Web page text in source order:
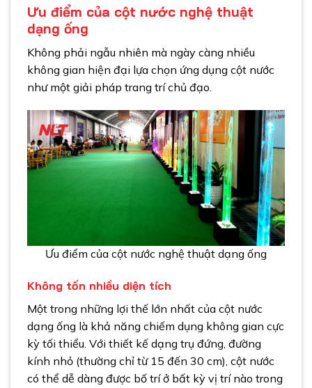
Ưu điểm của cột nước nghệ thuật
dạng ống
Không phải ngẫu nhiên mà ngày càng nhiều
không gian hiện đại lựa chọn ứng dụng cột nước
như một giải pháp trang trí chủ đạo.
Ưu điểm của cột nước nghệ thuật dạng ống
Không tốn nhiều diện tích
Một trong những lợi thế lớn nhất của cột nước
dạng ống là khả năng chiếm dụng không gian cực
kỳ tối thiểu. Với thiết kế dạng trụ đứng, đường
kính nhỏ (thường chỉ từ 15 đến 30 cm), cột nước
có thể dễ dàng được bố trí ở bất kỳ vị trí nào trong